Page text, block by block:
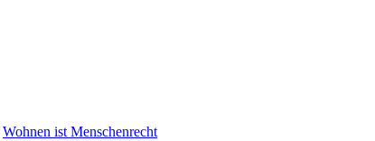
Wohnen ist Menschenrecht